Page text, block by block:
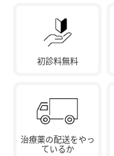
初診料無料
治療薬の配送をやっ
ているか